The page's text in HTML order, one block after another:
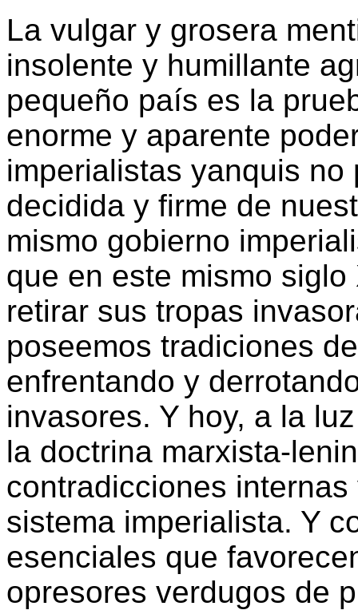
La vulgar y grosera
insolente y humillante
pequeño país es la
enorme y aparente
imperialistas yanquis
decidida y firme de
mismo gobierno
que en este mismo
retirar sus tropas
poseemos tradiciones
enfrentando y
invasores. Y hoy, a la
la doctrina marxista-
contradicciones
sistema imperialista. Y
esenciales que
opresores verdugos de